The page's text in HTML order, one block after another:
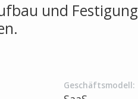
und
Geschäftsmodell: